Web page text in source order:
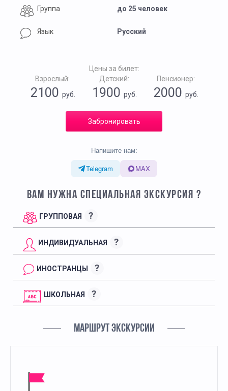
Группа до 25 человек
Язык Русский
Цены за билет:
Взрослый:
2100 руб.
Детский:
1900 руб.
Пенсионер:
2000руб.
Забронировать
Напишите нам:
Telegram
MAX
ВАМ НУЖНА СПЕЦИАЛЬНАЯ ЭКСКУРСИЯ ?
ГРУППОВАЯ ?
ИНДИВИДУАЛЬНАЯ ?
ИНОСТРАНЦЫ ?
ШКОЛЬНАЯ ?
МАРШРУТ ЭКСКУРСИИ